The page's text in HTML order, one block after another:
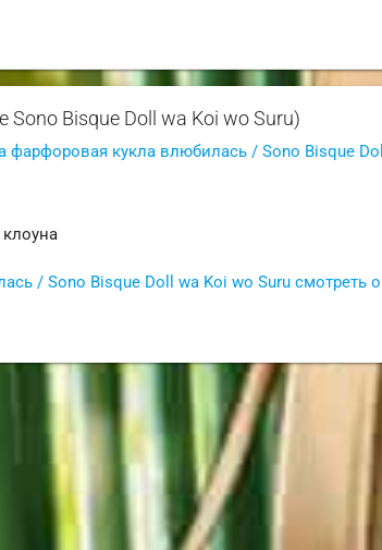
Bisque Doll wa Koi wo Suru)
фарфоровая кукла влюбилась / Sono Bisque
/ Sono Bisque Doll wa Koi wo Suru смотреть